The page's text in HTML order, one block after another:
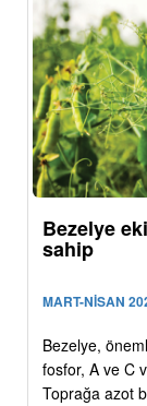
Bezelye
sahip
MART-NİSAN
Bezelye,
fosfor, A ve C
Toprağa azot